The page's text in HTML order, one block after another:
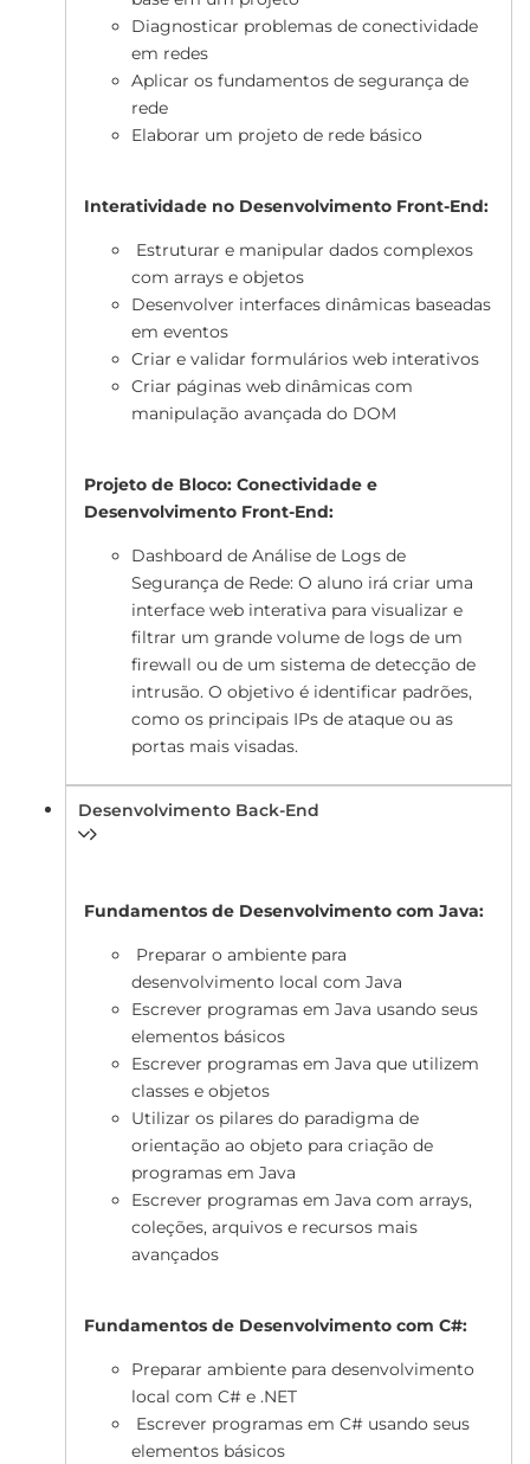
Diagnosticar problemas de conectividade
em redes
Aplicar os fundamentos de segurança de
rede
Elaborar um projeto de rede básico
Interatividade no Desenvolvimento Front-End:
Estruturar e manipular dados complexos
com arrays e objetos
Desenvolver interfaces dinâmicas baseadas
em eventos
Criar e validar formulários web interativos
Criar páginas web dinâmicas com
manipulação avançada do DOM
Projeto de Bloco: Conectividade e
Desenvolvimento Front-End:
Dashboard de Análise de Logs de
Segurança de Rede: O aluno irá criar uma
interface web interativa para visualizar e
filtrar um grande volume de logs de um
firewall ou de um sistema de detecção de
intrusão. O objetivo é identificar padrões,
como os principais IPs de ataque ou as
portas mais visadas.
Desenvolvimento Back-End
Fundamentos de Desenvolvimento com Java:
Preparar o ambiente para
desenvolvimento local com Java
Escrever programas em Java usando seus
elementos básicos
Escrever programas em Java que utilizem
classes e objetos
Utilizar os pilares do paradigma de
orientação ao objeto para criação de
programas em Java
Escrever programas em Java com arrays,
coleções, arquivos e recursos mais
avançados
Fundamentos de Desenvolvimento com C#:
Preparar ambiente para desenvolvimento
local com C# e .NET
Escrever programas em C# usando seus
elementos básicos